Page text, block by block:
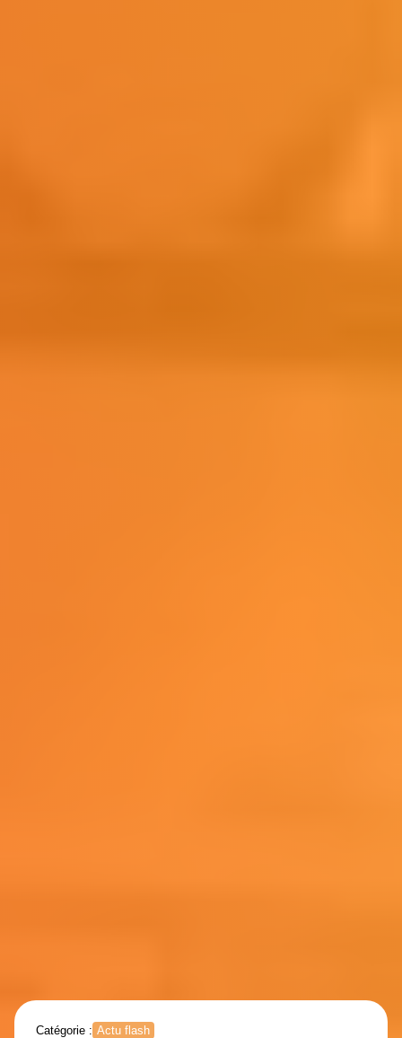
Catégorie : Actu flash